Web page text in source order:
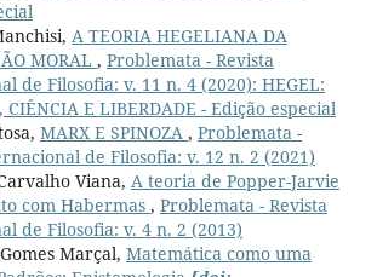
A TEORIA HEGELIANA DA
MORAL , Problemata - Revista
de Filosofia: v. 11 n. 4 (2020): HEGEL:
CIÊNCIA E LIBERDADE - Edição especial
MARX E SPINOZA , Problemata -
de Filosofia: v. 12 n. 2 (2021)
Viana, A teoria de Popper-Jarvie
com Habermas , Problemata - Revista
de Filosofia: v. 4 n. 2 (2013)
Marçal, Matemática como uma